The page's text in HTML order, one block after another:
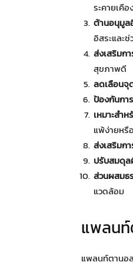
ระคายเคื
ต้านอนุมูล
อิสระและ
ส่งเสริมก
สุขภาพดี
ลดเลือนจุ
ป้องกันกา
เหมาะสำ
แพ้ง่ายหรื
ส่งเสริมก
ปรับสมดุล
ส่วนผสมธ
แวดล้อม
แพลนท์
แพลนท์ตานอ